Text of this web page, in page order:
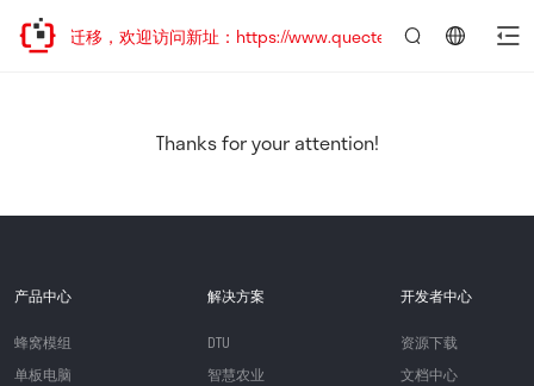
地址已迁移，欢迎访问新址：https://www.quectel.com.cn
Thanks for your attention!
产品中心
蜂窝模组
单板电脑
解决方案
DTU
智慧农业
开发者中心
资源下载
文档中心